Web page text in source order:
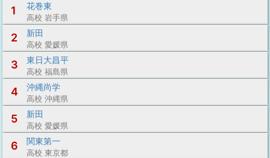
1
花巻東
高校 岩手県
2 新田
高校 愛媛県
3 東日大昌平
高校 福島県
4 沖縄尚学
高校 沖縄県
5 新田
高校 愛媛県
6 関東第一
高校 東京都